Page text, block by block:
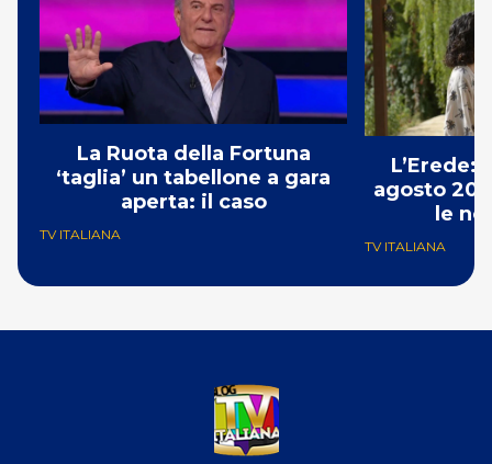
La Ruota della Fortuna
‘taglia’ un tabellone a gara
aperta: il caso
TV ITALIANA
L’Erede:
agosto
le
TV ITALIANA